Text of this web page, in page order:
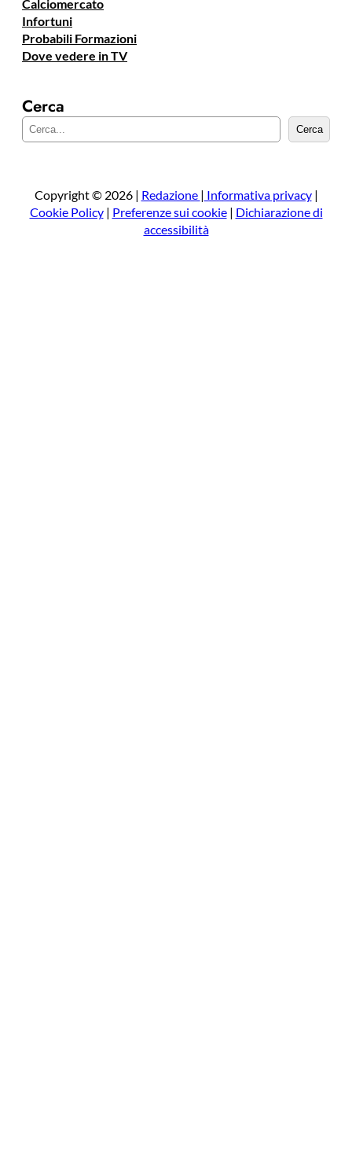
Calciomercato
Infortuni
Probabili Formazioni
Dove vedere in TV
Cerca
e
a
Cerca
Copyright © 2026 | Redazione | Informativa privacy|
Cookie Policy| Preferenze sui cookie| Dichiarazione di
accessibilità